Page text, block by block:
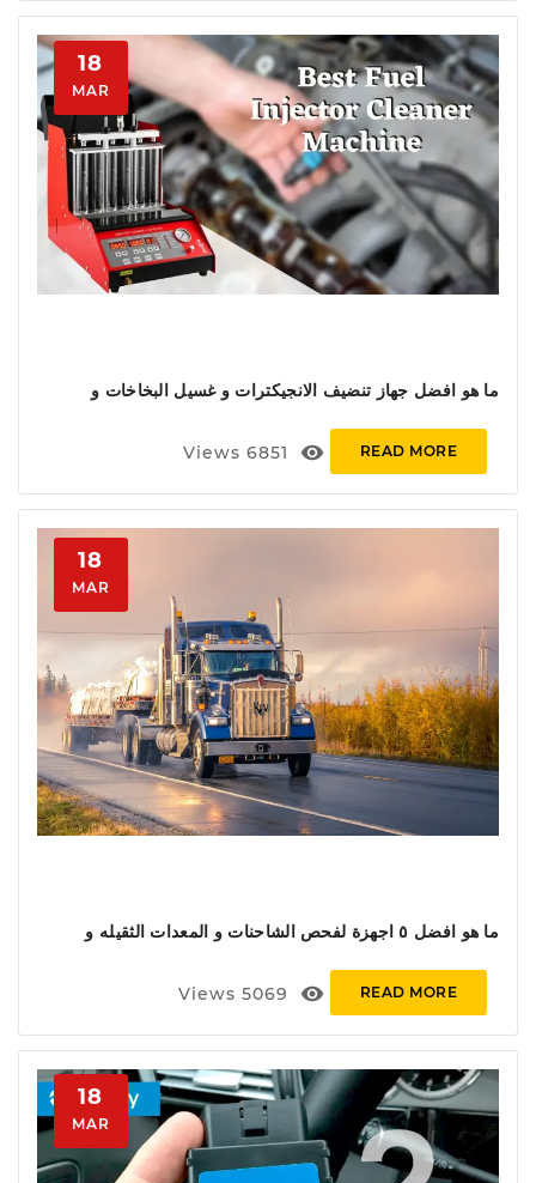
18
MAR
ما هو افضل جهاز تنضيف الانجيكترات و غسيل البخاخات و
READ MORE
visibility
18
MAR
ما هو افضل ٥ اجهزة لفحص الشاحنات و المعدات الثقيله و
READ MORE
visibility
18
MAR